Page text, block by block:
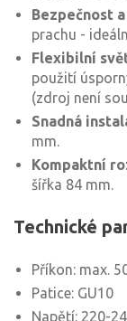
Bezpečnost
prachu -
Flexibilní
použití
(zdroj není
Snadná
mm.
Kompaktní
šířka 84 mm.
Technické
Příkon: max.
Patice: GU10
Napětí: 220-